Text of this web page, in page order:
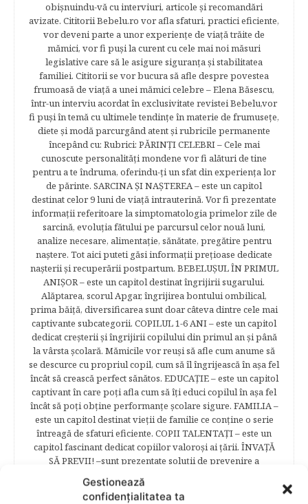
Gestionează
confidențialitatea ta
obişnuindu-vă cu interviuri, articole şi recomandări
avizate. Cititorii Bebelu.ro vor afla sfaturi, practici eficiente,
vor deveni parte a unor experienţe de viaţă trăite de
mămici, vor fi puşi la curent cu cele mai noi măsuri
legislative care să le asigure siguranţa şi stabilitatea
familiei. Cititorii se vor bucura să afle despre povestea
frumoasă de viață a unei mămici celebre – Elena Băsescu,
într-un interviu acordat în exclusivitate revistei Bebelu,vor
fi puşi în temă cu ultimele tendinţe în materie de frumuseţe,
diete şi modă parcurgând atent şi rubricile permanente
începând cu: Rubrici: PĂRINŢI CELEBRI – Cele mai
cunoscute personalităţi mondene vor fi alături de tine
pentru a te îndruma, oferindu-ţi un sfat din experienţa lor
de părinte. SARCINA ŞI NAŞTEREA – este un capitol
destinat celor 9 luni de viaţă intrauterină. Vor fi prezentate
informaţii referitoare la simptomatologia primelor zile de
sarcină, evoluţia fătului pe parcursul celor nouă luni,
analize necesare, alimentaţie, sănătate, pregătire pentru
naştere. Tot aici puteti găsi informaţii preţioase dedicate
naşterii şi recuperării postpartum. BEBELUŞUL ÎN PRIMUL
ANIŞOR – este un capitol destinat îngrijirii sugarului.
Alăptarea, scorul Apgar, îngrijirea bontului ombilical,
prima băiţă, diversificarea sunt doar câteva dintre cele mai
captivante subcategorii. COPILUL 1-6 ANI – este un capitol
dedicat creşterii şi îngrijirii copilului din primul an şi până
la vârsta şcolară. Mămicile vor reuşi să afle cum anume să
se descurce cu propriul copil, cum să îl îngrijească în aşa fel
încât să crească perfect sănătos. EDUCAŢIE – este un capitol
captivant în care poţi afla cum să îţi educi copilul în aşa fel
încât să poţi obţine performanţe şcolare sigure. FAMILIA –
este un capitol destinat vieţii de familie ce conţine o serie
întreagă de sfaturi eficiente. COPII TALENTAŢI – este un
capitol fascinant dedicat copiilor valoroși ai țării. ÎNVAŢĂ
SĂ PREVII! –sunt prezentate soluţii de prevenire a
copiilor, cât şi pe cea a părinţilor.